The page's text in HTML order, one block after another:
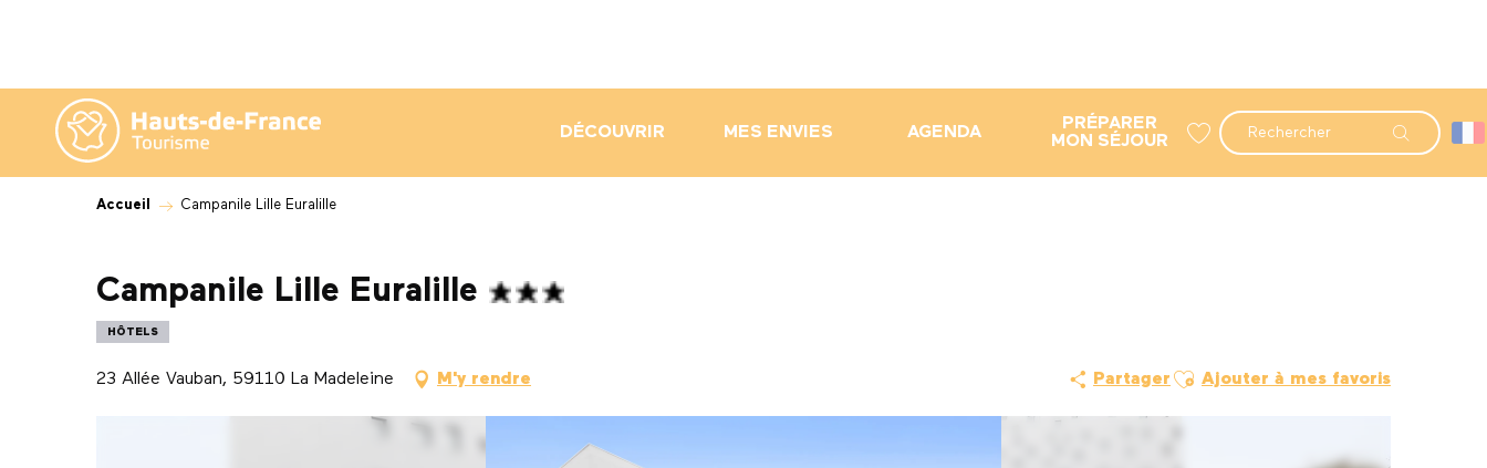
contenu
principal
Recherche
DÉCOUVRIR MES ENVIES AGENDA
PRÉPARER
MON SÉJOUR
Accueil Campanile Lille Euralille
Campanile Lille Euralille
HÔTELS
23 Allée Vauban, 59110 La Madeleine M'y rendre Partager Ajouter aux favoris
Ajouter à mes favoris